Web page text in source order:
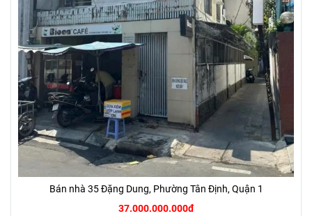
Bán nhà 35 Đặng Dung, Phường Tân Định, Quận 1
37.000.000.000đ